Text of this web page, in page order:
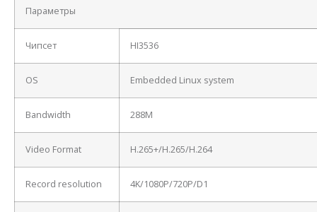
Параметры
Чипсет HI3536
OS Embedded Linux system
Bandwidth 288M
Video Format H.265+/H.265/H.264
Record resolution 4K/1080P/720P/D1